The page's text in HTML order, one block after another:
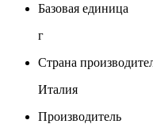
Базовая единица
г
Страна
Италия
Производитель